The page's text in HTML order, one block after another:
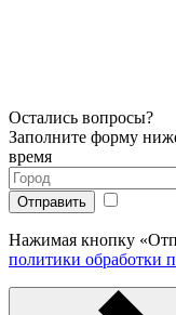
Остались вопросы?
Заполните форму
время
Нажимая кнопку
политики обработки